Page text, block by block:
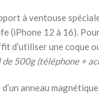
à ventouse
(iPhone 12 à 16).
d’utiliser une coque
500g (téléphone +
d’un anneau